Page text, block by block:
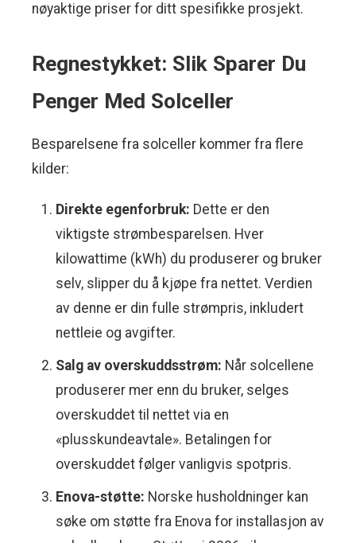
nøyaktige priser for ditt spesifikke prosjekt.
Regnestykket: Slik Sparer Du
Penger Med Solceller
Besparelsene fra solceller kommer fra flere
kilder:
Direkte egenforbruk: Dette er den
viktigste strømbesparelsen. Hver
kilowattime (kWh) du produserer og bruker
selv, slipper du å kjøpe fra nettet. Verdien
av denne er din fulle strømpris, inkludert
nettleie og avgifter.
Salg av overskuddsstrøm: Når solcellene
produserer mer enn du bruker, selges
overskuddet til nettet via en
«plusskundeavtale». Betalingen for
overskuddet følger vanligvis spotpris.
Enova-støtte: Norske husholdninger kan
søke om støtte fra Enova for installasjon av